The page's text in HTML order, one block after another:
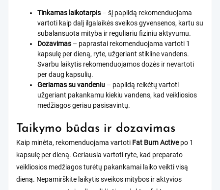
Tinkamas laikotarpis – šį papildą rekomenduojama
vartoti kaip dalį ilgalaikės sveikos gyvensenos, kartu su
subalansuota mityba ir reguliariu fiziniu aktyvumu.
Dozavimas – paprastai rekomenduojama vartoti 1
kapsulę per dieną, ryte, užgeriant stikline vandens.
Svarbu laikytis rekomenduojamos dozės ir nevartoti
per daug kapsulių.
Geriamas su vandeniu – papildą reikėtų vartoti
užgeriant pakankamu kiekiu vandens, kad veikliosios
medžiagos geriau pasisavintų.
Taikymo būdas ir dozavimas
Kaip minėta, rekomenduojama vartoti Fat Burn Activepo 1
kapsulę per dieną. Geriausia vartoti ryte, kad preparato
veikliosios medžiagos turėtų pakankamai laiko veikti visą
dieną. Nepamirškite laikytis sveikos mitybos ir aktyvios